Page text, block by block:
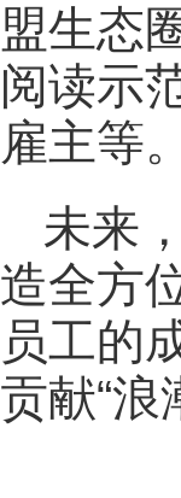
盟生态
阅读示
雇主等。
未来
造全方
员工的
贡献“浪